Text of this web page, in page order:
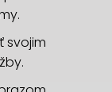
svojim